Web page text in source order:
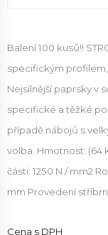
Balení 100 kusů!!
specifickým
Nejsilnější paprsky v
specifické a těžké
případě nábojů s
volba. Hmotnost: (64
části: 1250 N / mm2
mm Provedení
Cena s DPH